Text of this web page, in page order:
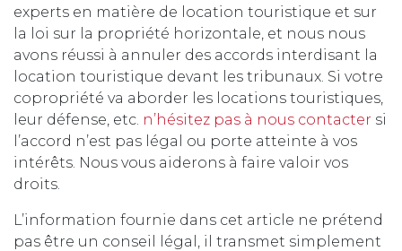
experts en matière de location touristique et sur
la loi sur la propriété horizontale, et nous nous
avons réussi à annuler des accords interdisant la
location touristique devant les tribunaux. Si votre
copropriété va aborder les locations touristiques,
leur défense, etc. n’hésitez pas à nous contacter si
l’accord n’est pas légal ou porte atteinte à vos
intérêts. Nous vous aiderons à faire valoir vos
droits.
L’information fournie dans cet article ne prétend
pas être un conseil légal, il transmet simplement